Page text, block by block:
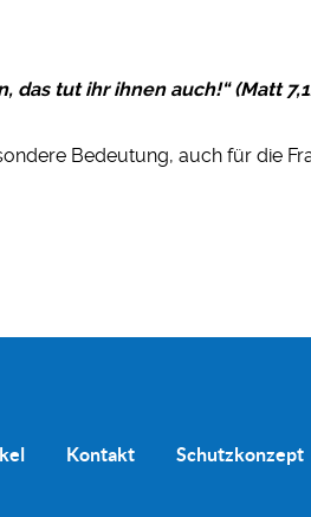
tut ihr ihnen auch!“ (Matt
Bedeutung, auch für die
Kontakt Schutzkonzept